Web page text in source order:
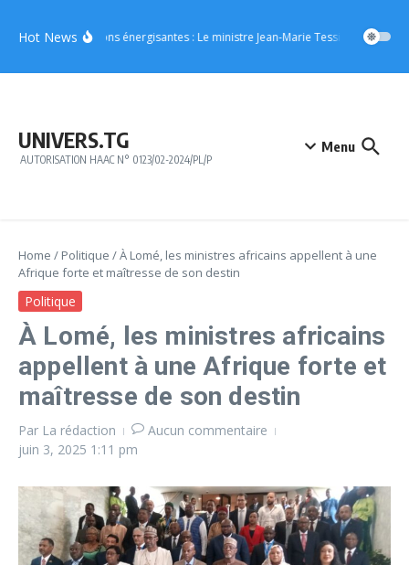
Hot NewsBoissons énergisantes : Le ministre Jean-Marie Tessi adresse un
UNIVERS.TG
AUTORISATION HAAC N° 0123/02-2024/PL/P
Menu
Home / Politique /À Lomé, les ministres africains appellent à une
Afrique forte et maîtresse de son destin
Politique
À Lomé, les ministres africains
appellent à une Afrique forte et
maîtresse de son destin
Par La rédaction
Aucun commentaire
juin 3, 2025 1:11 pm